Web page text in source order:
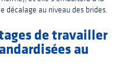
décalage au niveau des brides.
de travailler
au